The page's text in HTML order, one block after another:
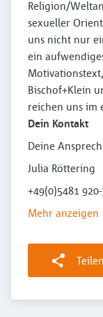
Religion/
sexueller
uns nicht nur
ein
Bischof+Klein
reichen uns im
Dein Kontakt
Deine
Julia Röttering
+49(0)5481
Mehr anzeigen
Teilen